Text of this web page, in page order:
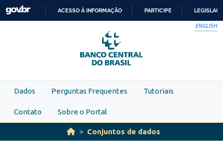
Skip to main content
PARA
O
CONTEÚDO
ACESSO À INFORMAÇÃO PARTICIPE
ENGLISH
Dados Perguntas Frequentes Tutoriais
Contato Sobre o Portal
Conjuntos de dados